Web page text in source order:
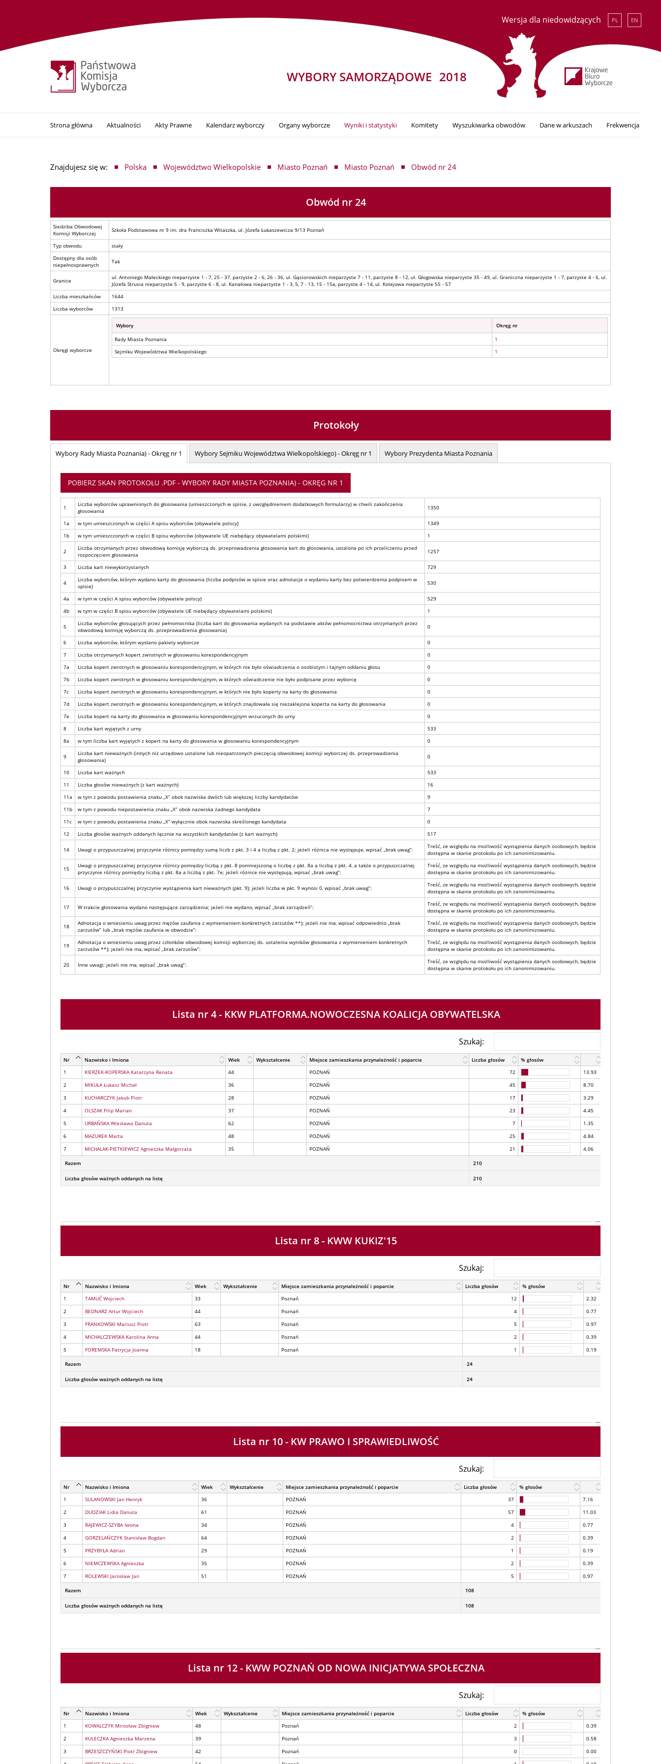
Wersja dla niedowidzących PL EN
WYBORY SAMORZĄDOWE 2018
Strona główna Aktualności Akty Prawne Kalendarz wyborczy Organy wyborcze Wyniki i statystyki Komitety Wyszukiwarka obwodów Dane w arkuszach Frekwencja
Znajdujesz się w: Polska Województwo Wielkopolskie Miasto Poznań Miasto Poznań Obwód nr 24
Obwód nr 24
Siedziba Obwodowej
Komisji Wyborczej
Szkoła Podstawowa nr 9 im. dra Franciszka Witaszka, ul. Józefa Łukaszewicza 9/13 Poznań
Typ obwodu
stały
Dostępny dla osób
niepełnosprawnych
Tak
Granice
ul. Antoniego Małeckiego nieparzyste 1 - 7, 25 - 37, parzyste 2 - 6, 26 - 36, ul. Gąsiorowskich nieparzyste 7 - 11, parzyste 8 - 12, ul. Głogowska nieparzyste 35 - 49, ul. Graniczna nieparzyste 1 - 7, parzyste 4 - 6, ul.
Józefa Strusia nieparzyste 5 - 9, parzyste 6 - 8, ul. Kanałowa nieparzyste 1 - 3, 5, 7 - 13, 15 - 15a, parzyste 4 - 14, ul. Kolejowa nieparzyste 55 - 57
Liczba mieszkańców
1644
Liczba wyborców
1313
Okręgi wyborcze
Wybory
Okręg nr
Rady Miasta Poznania
1
Sejmiku Województwa Wielkopolskiego
1
Protokoły
Wybory Rady Miasta Poznania) - Okręg nr 1 Wybory Sejmiku Województwa Wielkopolskiego) - Okręg nr 1 Wybory Prezydenta Miasta Poznania
POBIERZ SKAN PROTOKOŁU .PDF - WYBORY RADY MIASTA POZNANIA) - OKRĘG NR 1
1
Liczba wyborców uprawnionych do głosowania (umieszczonych w spisie, z uwzględnieniem dodatkowych formularzy) w chwili zakończenia
głosowania
1350
1a w tym umieszczonych w części A spisu wyborców (obywatele polscy)
1349
1b
w tym umieszczonych w części B spisu wyborców (obywatele UE niebędący obywatelami polskimi) 1
2
Liczba otrzymanych przez obwodową komisję wyborczą ds. przeprowadzenia głosowania kart do głosowania, ustalona po ich przeliczeniu przed
rozpoczęciem głosowania
1257
3 Liczba kart niewykorzystanych 729
4
Liczba wyborców, którym wydano karty do głosowania (liczba podpisów w spisie oraz adnotacje o wydaniu karty bez potwierdzenia podpisem w
spisie)
530
4a w tym w części A spisu wyborców (obywatele polscy)
529
4b
w tym w części B spisu wyborców (obywatele UE niebędący obywatelami polskimi) 1
5
Liczba wyborców głosujących przez pełnomocnika (liczba kart do głosowania wydanych na podstawie aktów pełnomocnictwa otrzymanych przez
obwodową komisję wyborczą ds. przeprowadzenia głosowania)
0
6 Liczba wyborców, którym wysłano pakiety wyborcze
0
7
Liczba otrzymanych kopert zwrotnych w głosowaniu korespondencyjnym
0
7a
Liczba kopert zwrotnych w głosowaniu korespondencyjnym, w których nie było oświadczenia o osobistym i tajnym oddaniu głosu
0
7b
Liczba kopert zwrotnych w głosowaniu korespondencyjnym, w których oświadczenie nie było podpisane przez wyborcę
0
7c
Liczba kopert zwrotnych w głosowaniu korespondencyjnym, w których nie było koperty na karty do głosowania
0
7d
Liczba kopert zwrotnych w głosowaniu korespondencyjnym, w których znajdowała się niezaklejona koperta na karty do głosowania
0
7e
Liczba kopert na karty do głosowania w głosowaniu korespondencyjnym wrzuconych do urny
0
8
Liczba kart wyjętych z urny
533
8a
w tym liczba kart wyjętych z kopert na karty do głosowania w głosowaniu korespondencyjnym 0
9
Liczba kart nieważnych (innych niż urzędowo ustalone lub nieopatrzonych pieczęcią obwodowej komisji wyborczej ds. przeprowadzenia
głosowania)
0
10 Liczba kart ważnych
533
11
Liczba głosów nieważnych (z kart ważnych)
16
11a
w tym z powodu postawienia znaku „X” obok nazwiska dwóch lub większej liczby kandydatów
9
11b
w tym z powodu niepostawienia znaku „X” obok nazwiska żadnego kandydata
7
11c
w tym z powodu postawienia znaku „X” wyłącznie obok nazwiska skreślonego kandydata
0
12
Liczba głosów ważnych oddanych łącznie na wszystkich kandydatów (z kart ważnych) 517
14 Uwagi o przypuszczalnej przyczynie różnicy pomiędzy sumą liczb z pkt. 3 i 4 a liczbą z pkt. 2; jeżeli różnica nie występuje, wpisać „brak uwag”:
Treść, ze względu na możliwość wystąpienia danych osobowych, będzie
dostępna w skanie protokołu po ich zanonimizowaniu.
15
Uwagi o przypuszczalnej przyczynie różnicy pomiędzy liczbą z pkt. 8 pomniejszoną o liczbę z pkt. 8a a liczbą z pkt. 4, a także o przypuszczalnej
przyczynie różnicy pomiędzy liczbą z pkt. 8a a liczbą z pkt. 7e; jeżeli różnice nie występują, wpisać „brak uwag”:
Treść, ze względu na możliwość wystąpienia danych osobowych, będzie
dostępna w skanie protokołu po ich zanonimizowaniu.
16 Uwagi o przypuszczalnej przyczynie wystąpienia kart nieważnych (pkt. 9); jeżeli liczba w pkt. 9 wynosi 0, wpisać „brak uwag”:
Treść, ze względu na możliwość wystąpienia danych osobowych, będzie
dostępna w skanie protokołu po ich zanonimizowaniu.
17 W trakcie głosowania wydano następujące zarządzenia; jeżeli nie wydano, wpisać „brak zarządzeń”:
Treść, ze względu na możliwość wystąpienia danych osobowych, będzie
dostępna w skanie protokołu po ich zanonimizowaniu.
18
Adnotacja o wniesieniu uwag przez mężów zaufania z wymienieniem konkretnych zarzutów **); jeżeli nie ma, wpisać odpowiednio „brak
zarzutów” lub „brak mężów zaufania w obwodzie”:
Treść, ze względu na możliwość wystąpienia danych osobowych, będzie
dostępna w skanie protokołu po ich zanonimizowaniu.
19
Adnotacja o wniesieniu uwag przez członków obwodowej komisji wyborczej ds. ustalenia wyników głosowania z wymienieniem konkretnych
zarzutów **); jeżeli nie ma, wpisać „brak zarzutów”:
Treść, ze względu na możliwość wystąpienia danych osobowych, będzie
dostępna w skanie protokołu po ich zanonimizowaniu.
20 Inne uwagi; jeżeli nie ma, wpisać „brak uwag”:
Treść, ze względu na możliwość wystąpienia danych osobowych, będzie
dostępna w skanie protokołu po ich zanonimizowaniu.
Lista nr 4 - KKW PLATFORMA.NOWOCZESNA KOALICJA OBYWATELSKA
Szukaj:
Nr Nazwisko i Imiona Wiek Wykształcenie Miejsce zamieszkania przynależność i poparcie Liczba głosów
% głosów
1
KIERZEK-KOPERSKA Katarzyna Renata 44 POZNAŃ 72
13.93
2
MIKUŁA Łukasz Michał 36 POZNAŃ 45
8.70
3
KUCHARCZYK Jakub Piotr 28 POZNAŃ 17
3.29
4
OLSZAK Filip Marian 37 POZNAŃ 23
4.45
5
URBAŃSKA Wiesława Danuta 62 POZNAŃ 7
1.35
6
MAZUREK Marta 48 POZNAŃ 25
4.84
7
MICHALAK-PIETKIEWICZ Agnieszka Małgorzata 35 POZNAŃ 21 4.06
Razem 210
Liczba głosów ważnych oddanych na listę 210
Lista nr 8 - KWW KUKIZ'15
Szukaj:
Nr Nazwisko i Imiona Wiek Wykształcenie Miejsce zamieszkania przynależność i poparcie Liczba głosów
% głosów
1
TAMUĆ Wojciech 33 Poznań 12
2.32
2
BEDNARZ Artur Wojciech 44 Poznań 4
0.77
3
FRANKOWSKI Mariusz Piotr 63 Poznań 5
0.97
4
MICHALCZEWSKA Karolina Anna 44 Poznań 2
0.39
5
FOREMSKA Patrycja Joanna 18 Poznań 1 0.19
Razem 24
Liczba głosów ważnych oddanych na listę 24
Lista nr 10 - KW PRAWO I SPRAWIEDLIWOŚĆ
Szukaj:
Nr Nazwisko i Imiona Wiek Wykształcenie Miejsce zamieszkania przynależność i poparcie Liczba głosów
% głosów
1
SULANOWSKI Jan Henryk 36 POZNAŃ 37
7.16
2
DUDZIAK Lidia Danuta 61 POZNAŃ 57
11.03
3
RAJEWICZ-SZYBA Iwona 34 POZNAŃ 4
0.77
4
GORZELAŃCZYK Stanisław Bogdan 64 POZNAŃ 2
0.39
5
PRZYBYŁA Adrian 29 POZNAŃ 1
0.19
6
NIEMCZEWSKA Agnieszka 35 POZNAŃ 2
0.39
7
ROLEWSKI Jarosław Jan 51 POZNAŃ 5 0.97
Razem 108
Liczba głosów ważnych oddanych na listę 108
Lista nr 12 - KWW POZNAŃ OD NOWA INICJATYWA SPOŁECZNA
Szukaj:
Nr Nazwisko i Imiona Wiek Wykształcenie Miejsce zamieszkania przynależność i poparcie Liczba głosów
% głosów
1
KOWALCZYK Mirosław Zbigniew 48 Poznań 2
0.39
2
KULECZKA Agnieszka Marzena 39 Poznań 3
0.58
3
BRZESZCZYŃSKI Piotr Zbigniew 42 Poznań 0
0.00